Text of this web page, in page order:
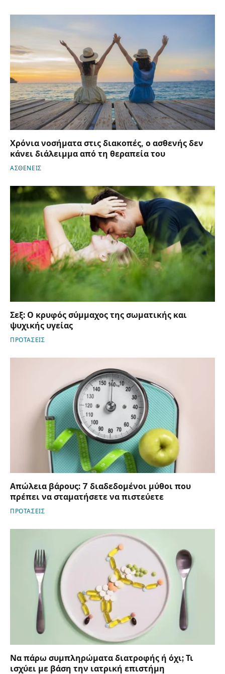
Χρόνια νοσήματα στις διακοπές, ο ασθενής δεν
κάνει διάλειμμα από τη θεραπεία του
ΑΣΘΕΝΕΙΣ
Σεξ: Ο κρυφός σύμμαχος της σωματικής και
ψυχικής υγείας
ΠΡΟΤΑΣΕΙΣ
Απώλεια βάρους: 7 διαδεδομένοι μύθοι που
πρέπει να σταματήσετε να πιστεύετε
ΠΡΟΤΑΣΕΙΣ
Να πάρω συμπληρώματα διατροφής ή όχι; Τι
ισχύει με βάση την ιατρική επιστήμη